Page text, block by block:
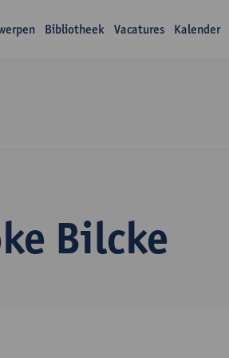
Bibliotheek Vacatures Kalender
Bilcke